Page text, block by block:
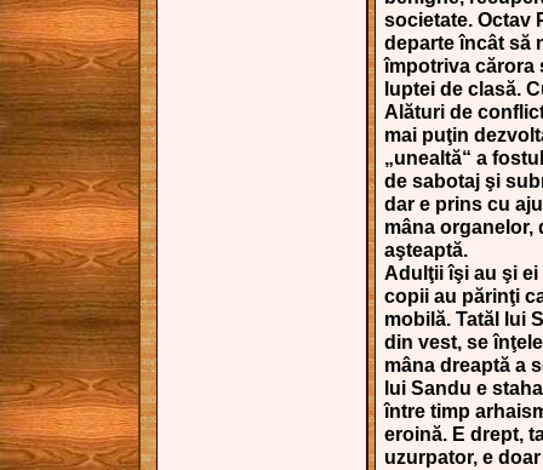
societate. Octav
departe încât să
împotriva cărora
luptei de clasă.
Alături de
mai puţin
„unealtă“ a
de sabotaj şi
dar e prins cu
mâna organelor,
aşteaptă.
Adulţii îşi au şi
copii au părinţi
mobilă. Tatăl lui
din vest, se
mâna dreaptă a
lui Sandu e
între timp
eroină. E drept,
uzurpator, e